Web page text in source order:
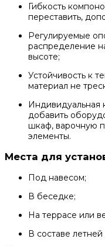
Гибкость
переставить,
Регулируемые
распределение
высоте;
Устойчивость к
материал не
добавить
шкаф, варочную
элементы.
Места для
Под навесом;
В беседке;
На террасе или
В составе летней